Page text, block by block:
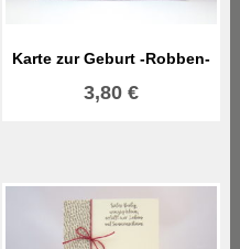
Karte zur Geburt -Robben-
3,80€